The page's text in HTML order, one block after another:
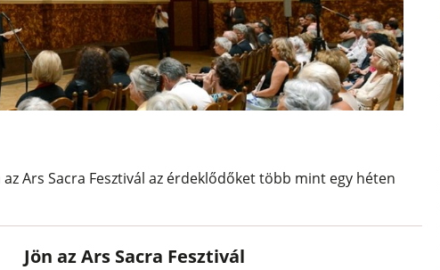
Ars Sacra Fesztivál az érdeklődőket több mint egy héten
Jön az Ars Sacra Fesztivál